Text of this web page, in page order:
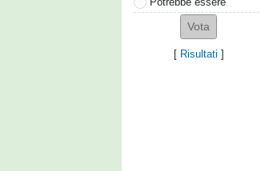
[ Risultati ]